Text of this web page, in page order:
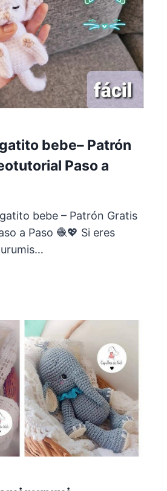
bebe– Patrón
Paso a
bebe – Patrón Gratis
a Paso 🧶💖 Si eres